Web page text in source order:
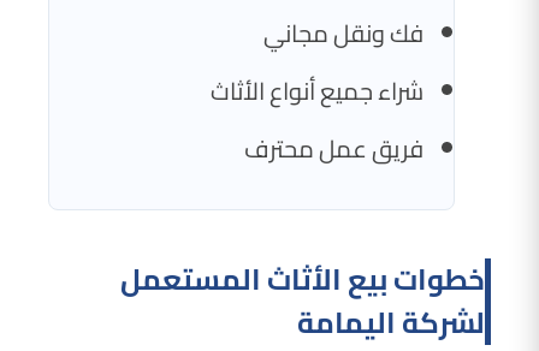
فك ونقل مجاني
شراء جميع أنواع الأثاث
فريق عمل محترف
خطوات بيع الأثاث المستعمل
لشركة اليمامة